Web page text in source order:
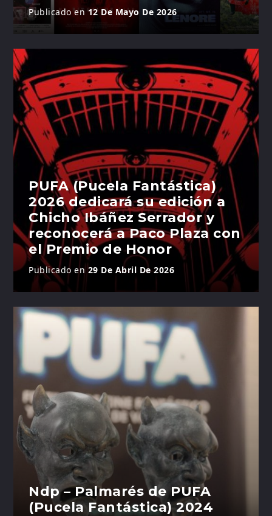
Publicado en12 De Mayo De 2026
PUFA (Pucela Fantástica)
2026 dedicará su edición a
Chicho Ibáñez Serrador y
reconocerá a Paco Plaza con
el Premio de Honor
Publicado en 29 De Abril De 2026
Ndp – Palmarés de PUFA
(Pucela Fantástica) 2024